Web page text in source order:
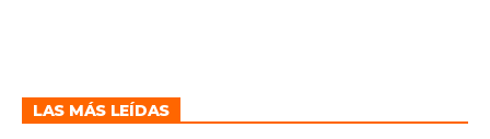
LAS MÁS LEÍDAS